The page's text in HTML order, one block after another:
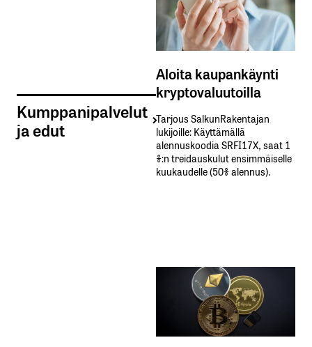
Kumppanipalvelut
ja edut
Aloita kaupankäynti
kryptovaluutoilla
Tarjous SalkunRakentajan
lukijoille: Käyttämällä​ ​
alennuskoodia​ ​SRFI17X,​ ​saat​ ​1
%:n treidauskulut​ ​ensimmäiselle​ ​
kuukaudelle​ ​(50%​ ​alennus).